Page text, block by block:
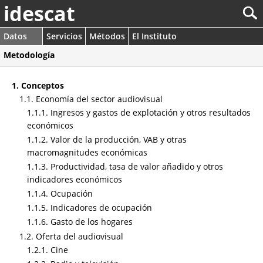
idescat
Datos Servicios Métodos
El Instituto
Metodología
1. Conceptos
1.1. Economía del sector audiovisual
1.1.1. Ingresos y gastos de explotación y otros resultados
económicos
1.1.2. Valor de la producción, VAB y otras
macromagnitudes económicas
1.1.3. Productividad, tasa de valor añadido y otros
indicadores económicos
1.1.4. Ocupación
1.1.5. Indicadores de ocupación
1.1.6. Gasto de los hogares
1.2. Oferta del audiovisual
1.2.1. Cine